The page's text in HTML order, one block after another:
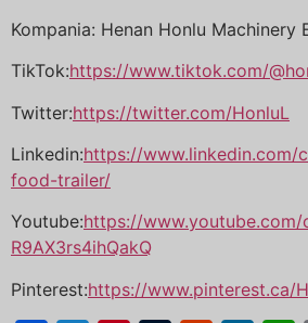
Kompania: Henan Honlu Machinery
TikTok:https://www.tiktok.com/
Twitter:https://twitter.com/HonluL
Linkedin:https://www.linkedin.com/
food-trailer/
Youtube:https://www.youtube.com/
R9AX3rs4ihQakQ
Pinterest:https://www.pinterest.ca/